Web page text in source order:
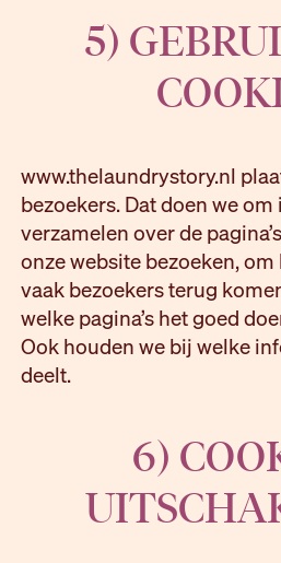
5)
www.thelaundrystory.nl
bezoekers. Dat doen we
verzamelen over de
onze website bezoeken,
vaak bezoekers terug
welke pagina’s het goed
Ook houden we bij welke
deelt.
6)